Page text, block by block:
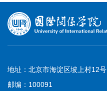
地址：北京市海淀区坡上村12号
邮编：100091